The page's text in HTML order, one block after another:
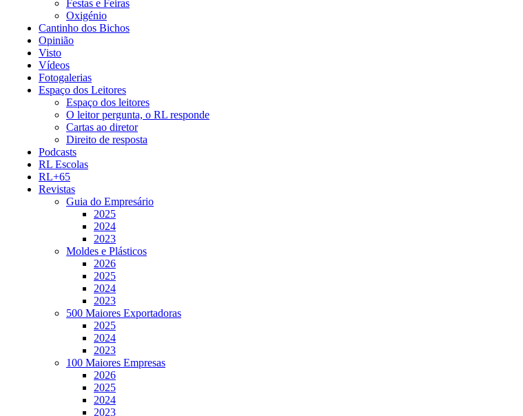
Festas e Feiras
Oxigénio
Cantinho dos Bichos
Opinião
Visto
Vídeos
Fotogalerias
Espaço dos Leitores
Espaço dos leitores
O leitor pergunta, o RL responde
Cartas ao diretor
Direito de resposta
Podcasts
RL Escolas
RL+65
Revistas
Guia do Empresário
2025
2024
2023
Moldes e Plásticos
2026
2025
2024
2023
500 Maiores Exportadoras
2025
2024
2023
100 Maiores Empresas
2026
2025
2024
2023